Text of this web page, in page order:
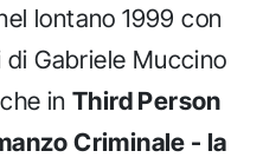
lontano 1999 con
di Gabriele Muccino
in Third Person
Criminale - la